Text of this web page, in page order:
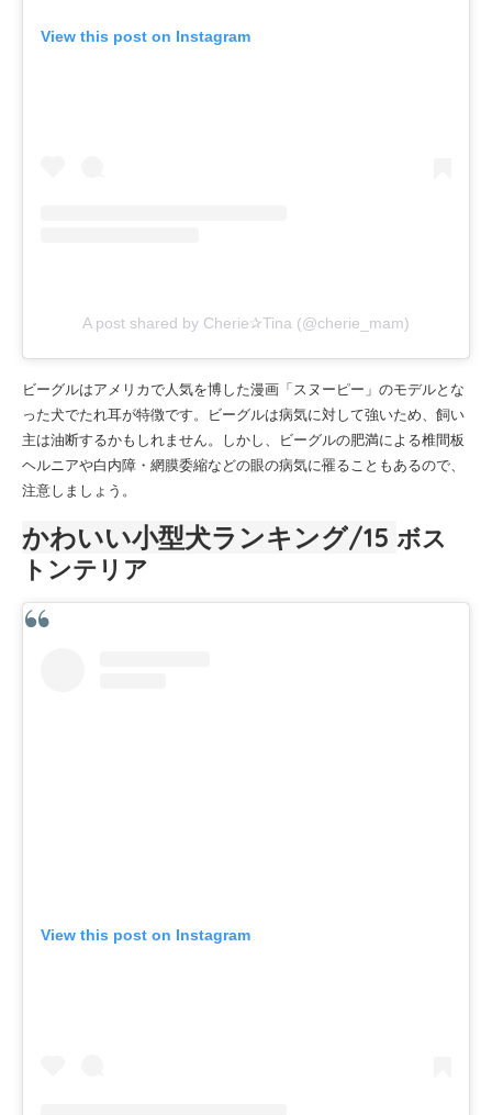
View this post on Instagram
A post shared by Cherie✰Tina (@cherie_mam)
ビーグルはアメリカで人気を博した漫画「スヌーピー」のモデルとな
った犬でたれ耳が特徴です。ビーグルは病気に対して強いため、飼い
主は油断するかもしれません。しかし、ビーグルの肥満による椎間板
ヘルニアや白内障・網膜委縮などの眼の病気に罹ることもあるので、
注意しましょう。
かわいい小型犬ランキング/15 ボス
トンテリア
View this post on Instagram